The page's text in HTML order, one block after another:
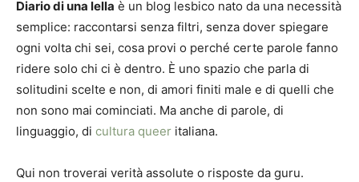
Diario di una lella è un blog lesbico nato da una necessità
semplice: raccontarsi senza filtri, senza dover spiegare
ogni volta chi sei, cosa provi o perché certe parole fanno
ridere solo chi ci è dentro. È uno spazio che parla di
solitudini scelte e non, di amori finiti male e di quelli che
non sono mai cominciati. Ma anche di parole, di
linguaggio, di cultura queer italiana.
Qui non troverai verità assolute o risposte da guru.